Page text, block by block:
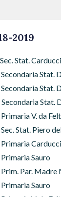
2019
Stat. Carducci
Stat.
Stat.
Stat.
V. da
Stat. Piero
Carducci
Sauro
Par.
Sauro